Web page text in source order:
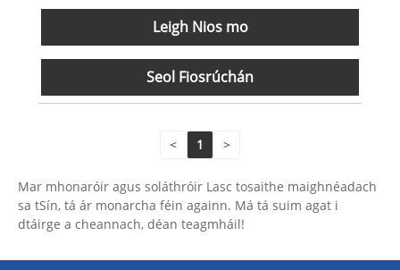
Leigh Nios mo
Seol Fiosrúchán
< 1 >
Mar mhonaróir agus soláthróir Lasc tosaithe maighnéadach
sa tSín, tá ár monarcha féin againn. Má tá suim agat i
dtáirge a cheannach, déan teagmháil!